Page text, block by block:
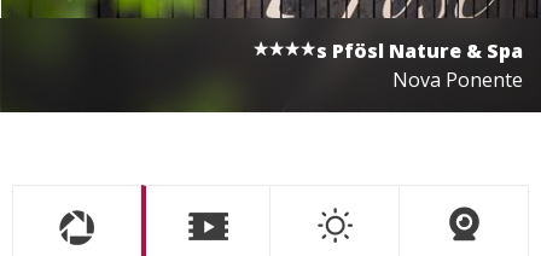
s Pfösl Nature & Spa
Nova Ponente